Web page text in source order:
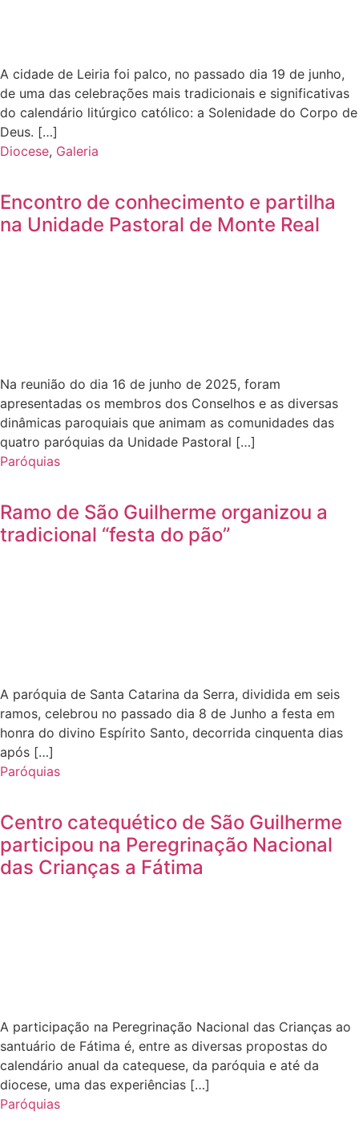
A cidade de Leiria foi palco, no passado dia 19 de junho,
de uma das celebrações mais tradicionais e significativas
do calendário litúrgico católico: a Solenidade do Corpo de
Deus. […]
Diocese, Galeria
Encontro de conhecimento e partilha
na Unidade Pastoral de Monte Real
Na reunião do dia 16 de junho de 2025, foram
apresentadas os membros dos Conselhos e as diversas
dinâmicas paroquiais que animam as comunidades das
quatro paróquias da Unidade Pastoral […]
Paróquias
Ramo de São Guilherme organizou a
tradicional “festa do pão”
A paróquia de Santa Catarina da Serra, dividida em seis
ramos, celebrou no passado dia 8 de Junho a festa em
honra do divino Espírito Santo, decorrida cinquenta dias
após […]
Paróquias
Centro catequético de São Guilherme
participou na Peregrinação Nacional
das Crianças a Fátima
A participação na Peregrinação Nacional das Crianças ao
santuário de Fátima é, entre as diversas propostas do
calendário anual da catequese, da paróquia e até da
diocese, uma das experiências […]
Paróquias